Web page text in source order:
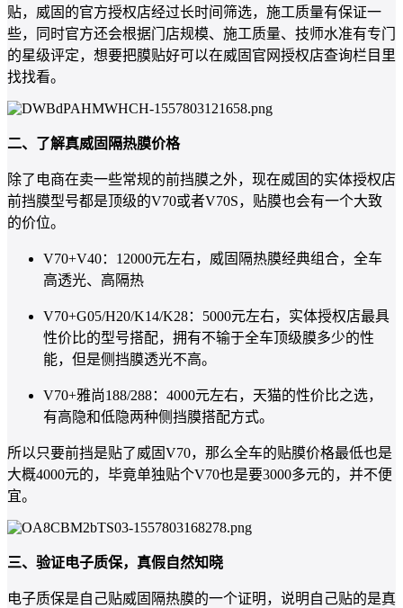
贴，威固的官方授权店经过长时间筛选，施工质量有保证一
些，同时官方还会根据门店规模、施工质量、技师水准有专门
的星级评定，想要把膜贴好可以在威固官网授权店查询栏目里
找找看。
二、了解真威固隔热膜价格
除了电商在卖一些常规的前挡膜之外，现在威固的实体授权店
前挡膜型号都是顶级的V70或者V70S，贴膜也会有一个大致
的价位。
V70+V40：12000元左右，威固隔热膜经典组合，全车
高透光、高隔热
V70+G05/H20/K14/K28：5000元左右，实体授权店最具
性价比的型号搭配，拥有不输于全车顶级膜多少的性
能，但是侧挡膜透光不高。
V70+雅尚188/288：4000元左右，天猫的性价比之选，
有高隐和低隐两种侧挡膜搭配方式。
所以只要前挡是贴了威固V70，那么全车的贴膜价格最低也是
大概4000元的，毕竟单独贴个V70也是要3000多元的，并不便
宜。
三、验证电子质保，真假自然知晓
电子质保是自己贴威固隔热膜的一个证明，说明自己贴的是真